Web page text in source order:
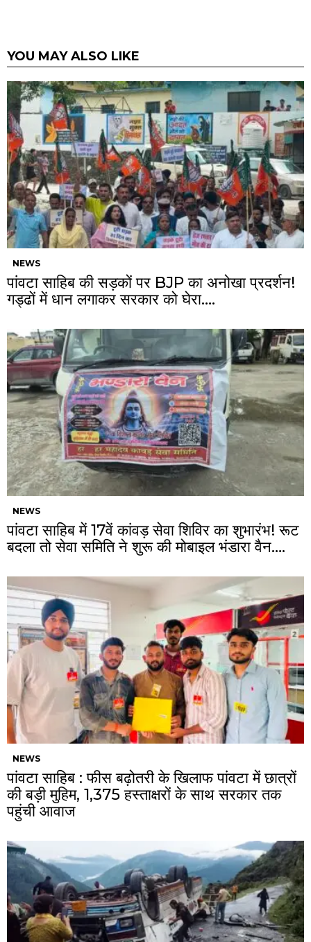
YOU MAY ALSO LIKE
NEWS
पांवटा साहिब की सड़कों पर BJP का अनोखा प्रदर्शन!
गड्ढों में धान लगाकर सरकार को घेरा….
NEWS
पांवटा साहिब में 17वें कांवड़ सेवा शिविर का शुभारंभ! रूट
बदला तो सेवा समिति ने शुरू की मोबाइल भंडारा वैन….
NEWS
पांवटा साहिब : फीस बढ़ोतरी के खिलाफ पांवटा में छात्रों
की बड़ी मुहिम, 1,375 हस्ताक्षरों के साथ सरकार तक
पहुंची आवाज